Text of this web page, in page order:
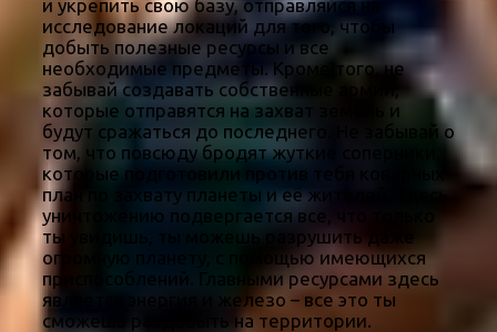
и укрепить свою базу, отправляйся на
исследование локаций для того, чтобы
добыть полезные ресурсы и все
необходимые предметы. Кроме того, не
забывай создавать собственные армии,
которые отправятся на захват земель и
будут сражаться до последнего. Не забывай о
том, что повсюду бродят жуткие соперники,
которые подготовили против тебя коварных
план по захвату планеты и её жителей. Здесь
уничтожению подвергается все, что только
ты увидишь, ты можешь разрушить даже
огромную планету, с помощью имеющихся
приспособлений. Главными ресурсами здесь
является энергия и железо – все это ты
сможешь раздобыть на территории.